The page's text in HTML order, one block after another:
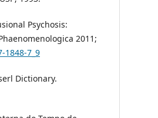
Psychosis:
2011;
1848-7_9
Dictionary.